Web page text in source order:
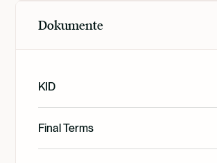
Dokumente
KID
English
Final Terms